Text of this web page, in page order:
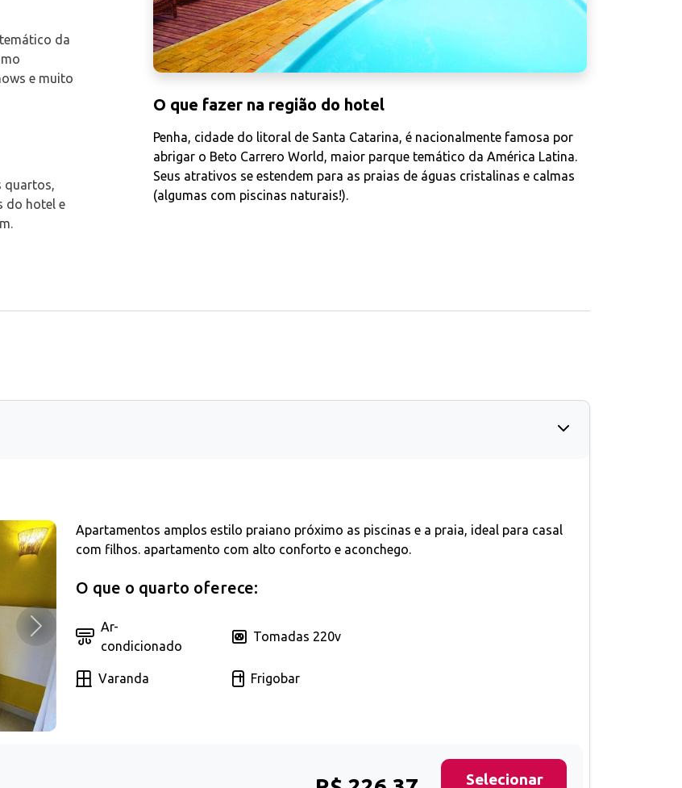
da
e muito
quartos,
do hotel e
O que fazer na região do hotel
Penha, cidade do litoral de Santa Catarina, é nacionalmente famosa por
abrigar o Beto Carrero World, maior parque temático da América Latina.
Seus atrativos se estendem para as praias de águas cristalinas e calmas
(algumas com piscinas naturais!).
Próximo
Apartamentos amplos estilo praiano próximo as piscinas e a praia, ideal para casal
com filhos. apartamento com alto conforto e aconchego.
O que o quarto oferece:
Ar-
condicionado
Tomadas 220v
Varanda Frigobar
Selecionar